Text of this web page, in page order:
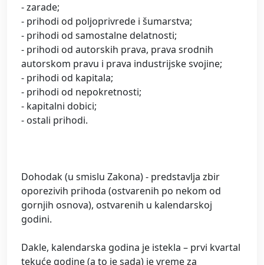
- zarade;
- prihodi od poljoprivrede i šumarstva;
- prihodi od samostalne delatnosti;
- prihodi od autorskih prava, prava srodnih
autorskom pravu i prava industrijske svojine;
- prihodi od kapitala;
- prihodi od nepokretnosti;
- kapitalni dobici;
- ostali prihodi.
Dohodak (u smislu Zakona) - predstavlja zbir
oporezivih prihoda (ostvarenih po nekom od
gornjih osnova), ostvarenih u kalendarskoj
godini.
Dakle, kalendarska godina je istekla – prvi kvartal
tekuće godine (a to je sada) je vreme za